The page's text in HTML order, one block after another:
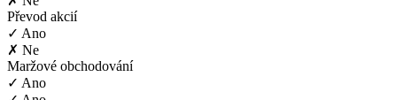
Převod akcií
✓ Ano
✗ Ne
Maržové obchodování
✓ Ano